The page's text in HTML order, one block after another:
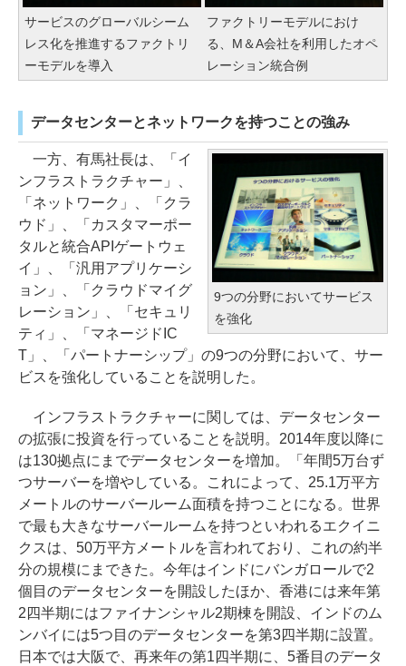
サービスのグローバルシーム
レス化を推進するファクトリ
ーモデルを導入
ファクトリーモデルにおけ
る、M＆A会社を利用したオペ
レーション統合例
データセンターとネットワークを持つことの強み
9つの分野においてサービス
を強化
一方、有馬社長は、「イ
ンフラストラクチャー」、
「ネットワーク」、「クラ
ウド」、「カスタマーポー
タルと統合APIゲートウェ
イ」、「汎用アプリケーシ
ョン」、「クラウドマイグ
レーション」、「セキュリ
ティ」、「マネージドIC
T」、「パートナーシップ」の9つの分野において、サー
ビスを強化していることを説明した。
インフラストラクチャーに関しては、データセンター
の拡張に投資を行っていることを説明。2014年度以降に
は130拠点にまでデータセンターを増加。「年間5万台ず
つサーバーを増やしている。これによって、25.1万平方
メートルのサーバールーム面積を持つことになる。世界
で最も大きなサーバールームを持つといわれるエクイニ
クスは、50万平方メートルを言われており、これの約半
分の規模にまできた。今年はインドにバンガロールで2
個目のデータセンターを開設したほか、香港には来年第
2四半期にはファイナンシャル2期棟を開設、インドのム
ンバイには5つ目のデータセンターを第3四半期に設置。
日本では大阪で、再来年の第1四半期に、5番目のデータ